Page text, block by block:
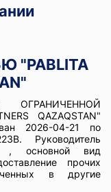
"PABLITA
ОГРАНИЧЕННОЙ
QAZAQSTAN"
2026-04-21 по
Руководитель
, основной вид
прочих
в другие